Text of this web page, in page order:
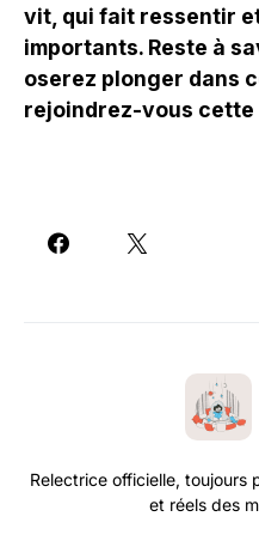
vit, qui fait ressentir
importants. Reste à
oserez plonger dans
rejoindrez-vous cette
Relectrice officielle, toujours
et réels des